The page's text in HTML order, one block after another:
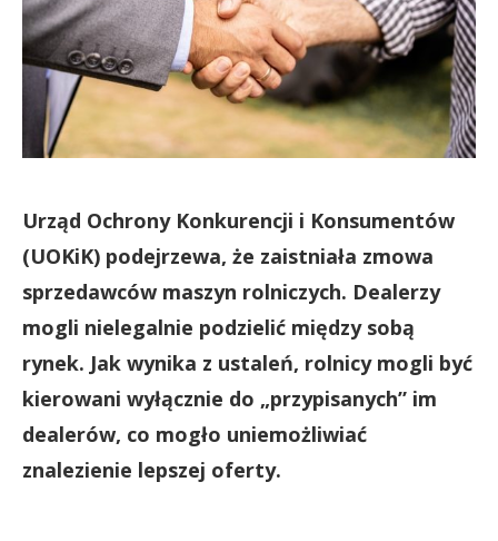
Urząd Ochrony Konkurencji i Konsumentów
(UOKiK) podejrzewa, że zaistniała zmowa
sprzedawców maszyn rolniczych. Dealerzy
mogli nielegalnie podzielić między sobą
rynek. Jak wynika z ustaleń, rolnicy mogli być
kierowani wyłącznie do „przypisanych” im
dealerów, co mogło uniemożliwiać
znalezienie lepszej oferty.